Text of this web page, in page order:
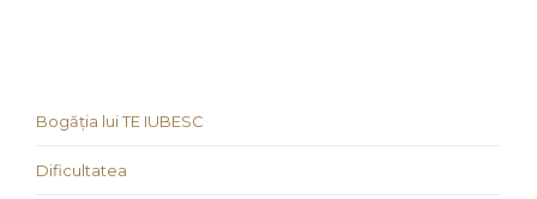
Bogăția lui TE IUBESC
Dificultatea